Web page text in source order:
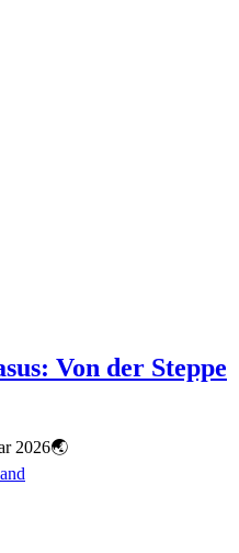
Von der Steppe
2026